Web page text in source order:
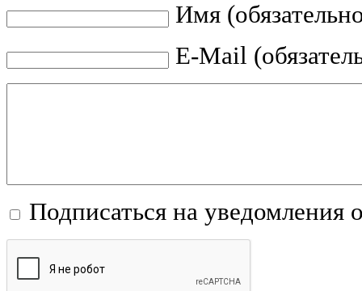
Имя
E-Mail
Подписаться на уведомления